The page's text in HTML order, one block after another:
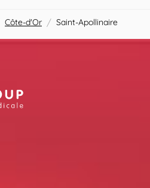
Côte-d'Or / Saint-Apollinaire